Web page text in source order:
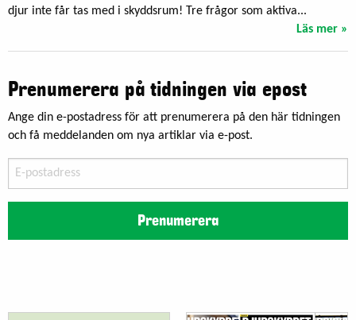
djur inte får tas med i skyddsrum! Tre frågor som aktiva...
Läs mer »
Prenumerera på tidningen via epost
Ange din e-postadress för att prenumerera på den här tidningen
och få meddelanden om nya artiklar via e-post.
postadress
Prenumerera